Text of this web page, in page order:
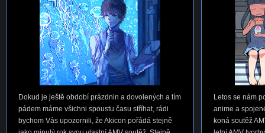
Dokud je ještě období prázdnin a dovolených a tím
pádem máme všichni spoustu času stříhat, rádi
bychom Vás upozornili, že Akicon pořádá stejně
Letos se nám
anime a
koná soutěž